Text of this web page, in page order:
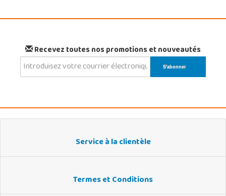
Recevez toutes nos promotions et nouveautés
Service à la clientèle
Termes et Conditions